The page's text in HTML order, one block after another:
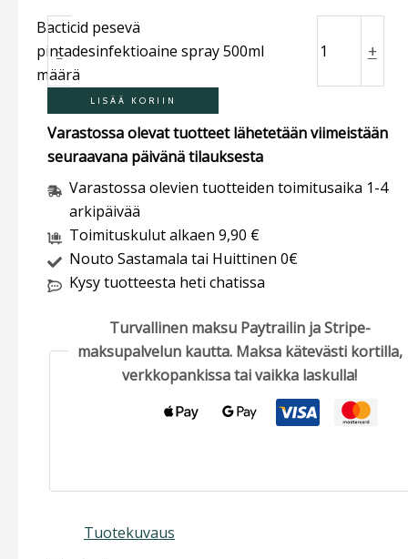
-
Bacticid pesevä
pintadesinfektioaine spray 500ml
määrä
+
LISÄÄ KORIIN
Varastossa olevat tuotteet lähetetään viimeistään
seuraavana päivänä tilauksesta
Varastossa olevien tuotteiden toimitusaika 1-4
arkipäivää
Toimituskulut alkaen 9,90 €
Nouto Sastamala tai Huittinen 0€
Kysy tuotteesta heti chatissa
Turvallinen maksu Paytrailin ja Stripe-
maksupalvelun kautta. Maksa kätevästi kortilla,
verkkopankissa tai vaikka laskulla!
Tuotekuvaus